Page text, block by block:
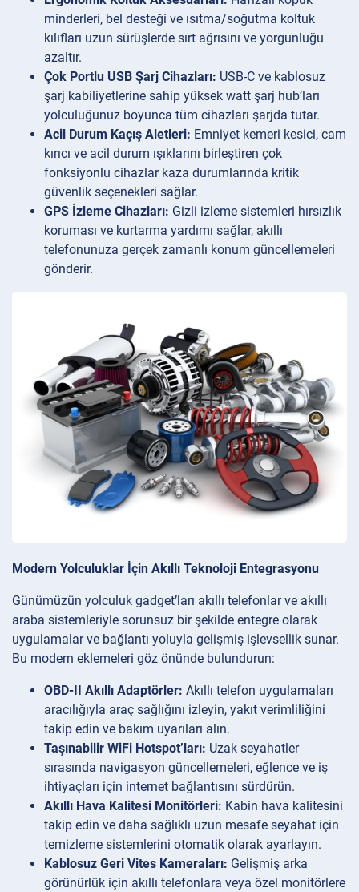
minderleri, bel desteği ve ısıtma/soğutma koltuk
kılıfları uzun sürüşlerde sırt ağrısını ve yorgunluğu
azaltır.
Çok Portlu USB Şarj Cihazları: USB-C ve kablosuz
şarj kabiliyetlerine sahip yüksek watt şarj hub’ları
yolculuğunuz boyunca tüm cihazları şarjda tutar.
Acil Durum Kaçış Aletleri: Emniyet kemeri kesici, cam
kırıcı ve acil durum ışıklarını birleştiren çok
fonksiyonlu cihazlar kaza durumlarında kritik
güvenlik seçenekleri sağlar.
GPS İzleme Cihazları: Gizli izleme sistemleri hırsızlık
koruması ve kurtarma yardımı sağlar, akıllı
telefonunuza gerçek zamanlı konum güncellemeleri
gönderir.
Modern Yolculuklar İçin Akıllı Teknoloji Entegrasyonu
Günümüzün yolculuk gadget’ları akıllı telefonlar ve akıllı
araba sistemleriyle sorunsuz bir şekilde entegre olarak
uygulamalar ve bağlantı yoluyla gelişmiş işlevsellik sunar.
Bu modern eklemeleri göz önünde bulundurun:
OBD-II Akıllı Adaptörler: Akıllı telefon uygulamaları
aracılığıyla araç sağlığını izleyin, yakıt verimliliğini
takip edin ve bakım uyarıları alın.
Taşınabilir WiFi Hotspot’ları: Uzak seyahatler
sırasında navigasyon güncellemeleri, eğlence ve iş
ihtiyaçları için internet bağlantısını sürdürün.
Akıllı Hava Kalitesi Monitörleri: Kabin hava kalitesini
takip edin ve daha sağlıklı uzun mesafe seyahat için
temizleme sistemlerini otomatik olarak ayarlayın.
Kablosuz Geri Vites Kameraları: Gelişmiş arka
görünürlük için akıllı telefonlara veya özel monitörlere